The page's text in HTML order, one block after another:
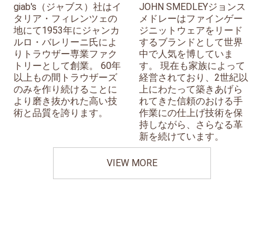
giab's（ジャブス）社はイ
タリア・フィレンツェの
地にて1953年にジャンカ
ルロ・バレリーニ氏によ
りトラウザー専業ファク
トリーとして創業。 60年
以上もの間トラウザーズ
のみを作り続けることに
より磨き抜かれた高い技
術と品質を誇ります。
JOHN SMEDLEYジョンス
メドレーはファインゲー
ジニットウェアをリード
するブランドとして世界
中で人気を博していま
す。 現在も家族によって
経営されており、2世紀以
上にわたって築きあげら
れてきた信頼のおける手
作業にの仕上げ技術を保
持しながら、さらなる革
新を続けています。
VIEW MORE